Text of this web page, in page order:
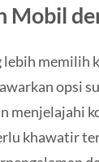
Mobil
lebih memilih
opsi
menjelajahi
khawatir